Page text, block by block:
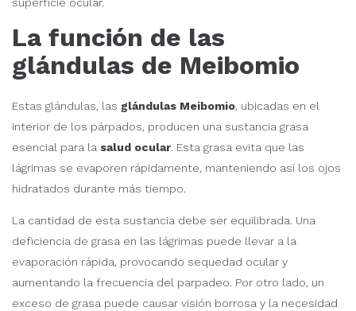
La función de las
glándulas de Meibomio
Estas glándulas, las glándulas Meibomio, ubicadas en el
interior de los párpados, producen una sustancia grasa
esencial para la salud ocular. Esta grasa evita que las
lágrimas se evaporen rápidamente, manteniendo así los ojos
hidratados durante más tiempo.
La cantidad de esta sustancia debe ser equilibrada. Una
deficiencia de grasa en las lágrimas puede llevar a la
evaporación rápida, provocando sequedad ocular y
aumentando la frecuencia del parpadeo. Por otro lado, un
exceso de grasa puede causar visión borrosa y la necesidad